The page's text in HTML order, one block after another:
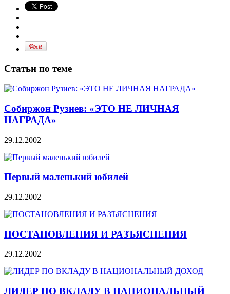
Статьи по теме
Собиржон Рузиев: «ЭТО НЕ ЛИЧНАЯ
НАГРАДА»
29.12.2002
Первый маленький юбилей
29.12.2002
ПОСТАНОВЛЕНИЯ И РАЗЪЯСНЕНИЯ
29.12.2002
ЛИДЕР ПО ВКЛАДУ В НАЦИОНАЛЬНЫЙ